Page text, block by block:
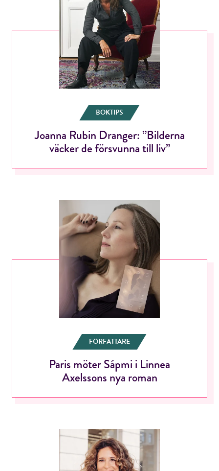
BOKTIPS
Joanna Rubin Dranger: ”Bilderna
väcker de försvunna till liv”
FÖRFATTARE
Paris möter Sápmi i Linnea
Axelssons nya roman